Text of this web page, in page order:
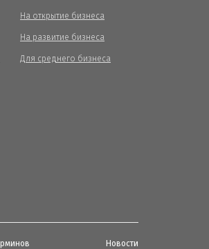
На открытие бизнеса
На развитие бизнеса
Для среднего бизнеса
Новости